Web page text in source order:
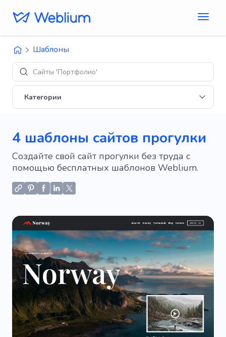
Шаблоны
Сайты 'Портфолио'
Категории
4 шаблоны сайтов прогулки
Создайте свой сайт прогулки без труда с
помощью бесплатных шаблонов Weblium.